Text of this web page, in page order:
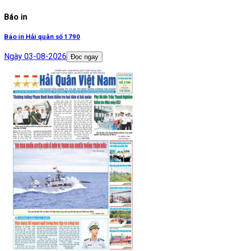
Báo in
Báo in Hải quân số 1790
Ngày 03-08-2026 Đọc ngay